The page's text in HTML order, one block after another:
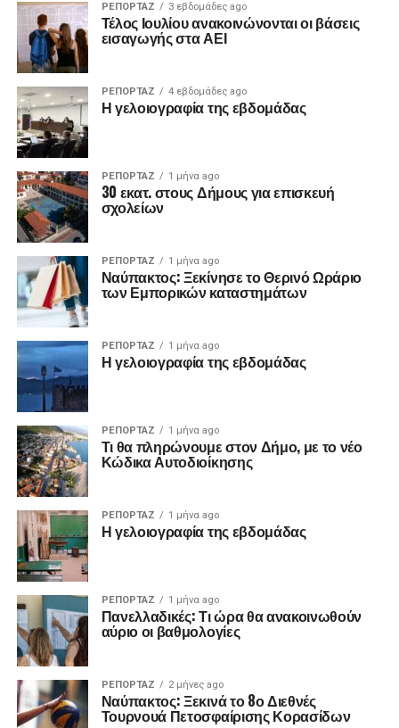
ΡΕΠΟΡΤΑΖ 3 εβδομάδες ago
Τέλος Ιουλίου ανακοινώνονται οι βάσεις
εισαγωγής στα ΑΕΙ
ΡΕΠΟΡΤΑΖ 4 εβδομάδες ago
Η γελοιογραφία της εβδομάδας
ΡΕΠΟΡΤΑΖ 1 μήνα ago
30 εκατ. στους Δήμους για επισκευή
σχολείων
ΡΕΠΟΡΤΑΖ 1 μήνα ago
Ναύπακτος: Ξεκίνησε το Θερινό Ωράριο
των Εμπορικών καταστημάτων
ΡΕΠΟΡΤΑΖ 1 μήνα ago
Η γελοιογραφία της εβδομάδας
ΡΕΠΟΡΤΑΖ 1 μήνα ago
Τι θα πληρώνουμε στον Δήμο, με το νέο
Κώδικα Αυτοδιοίκησης
ΡΕΠΟΡΤΑΖ 1 μήνα ago
Η γελοιογραφία της εβδομάδας
ΡΕΠΟΡΤΑΖ 1 μήνα ago
Πανελλαδικές: Τι ώρα θα ανακοινωθούν
αύριο οι βαθμολογίες
ΡΕΠΟΡΤΑΖ 2 μήνες ago
Ναύπακτος: Ξεκινά το 8ο Διεθνές
Τουρνουά Πετοσφαίρισης Κορασίδων